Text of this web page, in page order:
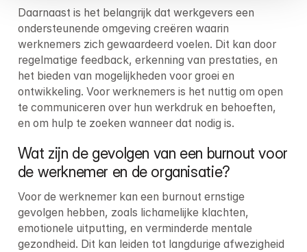
Daarnaast is het belangrijk dat werkgevers een
ondersteunende omgeving creëren waarin
werknemers zich gewaardeerd voelen. Dit kan door
regelmatige feedback, erkenning van prestaties, en
het bieden van mogelijkheden voor groei en
ontwikkeling. Voor werknemers is het nuttig om open
te communiceren over hun werkdruk en behoeften,
en om hulp te zoeken wanneer dat nodig is.
Wat zijn de gevolgen van een burnout voor
de werknemer en de organisatie?
Voor de werknemer kan een burnout ernstige
gevolgen hebben, zoals lichamelijke klachten,
emotionele uitputting, en verminderde mentale
gezondheid. Dit kan leiden tot langdurige afwezigheid